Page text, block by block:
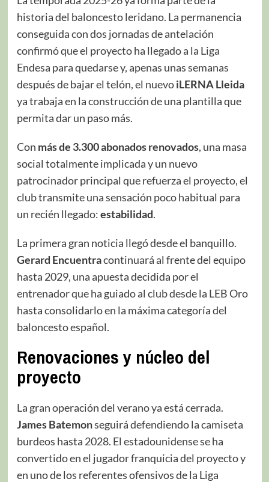
historia del baloncesto leridano. La permanencia
conseguida con dos jornadas de antelación
confirmó que el proyecto ha llegado a la Liga
Endesa para quedarse y, apenas unas semanas
después de bajar el telón, el nuevoiLERNA Lleida
ya trabaja en la construcción de una plantilla que
permita dar un paso más.
Con más de 3.300 abonados renovados, una masa
social totalmente implicada y un nuevo
patrocinador principal que refuerza el proyecto, el
club transmite una sensación poco habitual para
un recién llegado:estabilidad.
La primera gran noticia llegó desde el banquillo.
Gerard Encuentracontinuará al frente del equipo
hasta 2029, una apuesta decidida por el
entrenador que ha guiado al club desde la LEB Oro
hasta consolidarlo en la máxima categoría del
baloncesto español.
Renovaciones y núcleo del
proyecto
La gran operación del verano ya está cerrada.
James Batemonseguirá defendiendo la camiseta
burdeos hasta 2028. El estadounidense se ha
convertido en el jugador franquicia del proyecto y
en uno de los referentes ofensivos de la Liga